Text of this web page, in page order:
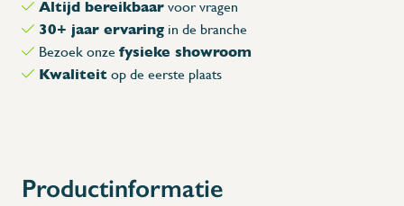
Altijd bereikbaar voor vragen
30+ jaar ervaring in de branche
Bezoek onze fysieke showroom
Kwaliteit op de eerste plaats
Productinformatie